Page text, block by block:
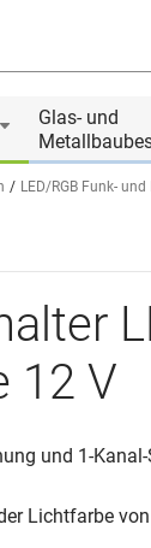
Glas- und
LED/RGB Funk-
12 V
und 1-
Lichtfarbe